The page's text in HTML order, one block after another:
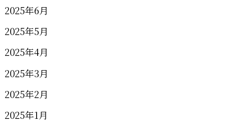
2025年6月
2025年5月
2025年4月
2025年3月
2025年2月
2025年1月